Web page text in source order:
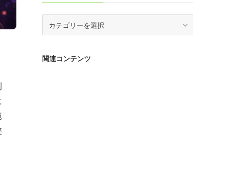
ー
関連コンテンツ